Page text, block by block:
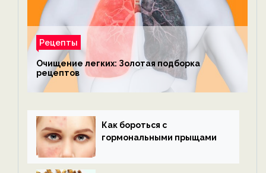
Рецепты
Очищение легких: Золотая подборка
рецептов
Как бороться с
гормональными прыщами